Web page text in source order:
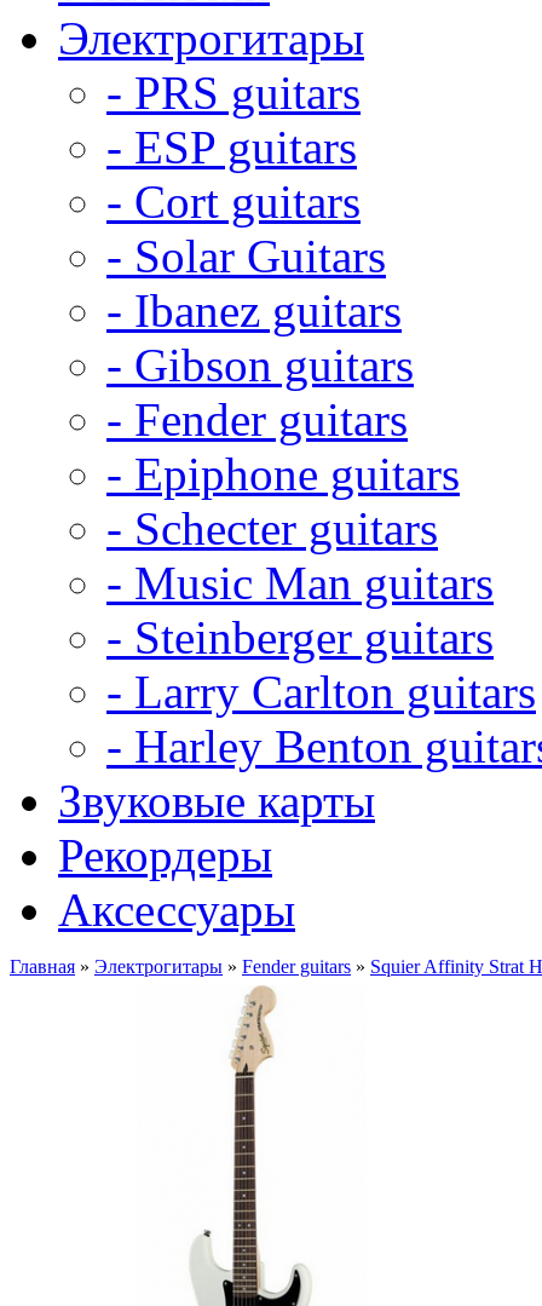
Электрогитары
- PRS guitars
- ESP guitars
- Cort guitars
- Solar Guitars
- Ibanez guitars
- Gibson guitars
- Fender guitars
- Epiphone guitars
- Schecter guitars
- Music Man guitars
- Steinberger guitars
- Larry Carlton guitars
- Harley Benton
Звуковые карты
Рекордеры
Аксессуары
Главная » Электрогитары » Fender guitars » Squier Affinity Strat